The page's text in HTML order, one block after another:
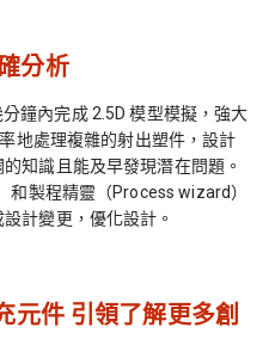
分析
鐘內完成 2.5D 模型模擬，強大
地處理複雜的射出塑件，設計
知識且能及早發現潛在問題。
製程精靈（Process wizard）
計變更，優化設計。
元件 引領了解更多創